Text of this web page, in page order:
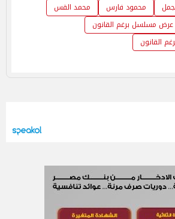
محمود فارس
محمد القس
مسلسل برغم القانون
القانون